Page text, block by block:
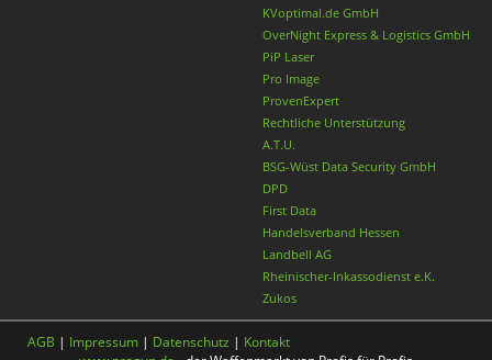
KVoptimal.de GmbH
OverNight Express & Logistics GmbH
PiP Laser
Pro Image
ProvenExpert
Rechtliche Unterstützung
A.T.U.
BSG-Wüst Data Security GmbH
DPD
First Data
Handelsverband Hessen
Landbell AG
Rheinischer-Inkassodienst e.K.
Zukos
AGB | Impressum | Datenschutz | Kontakt